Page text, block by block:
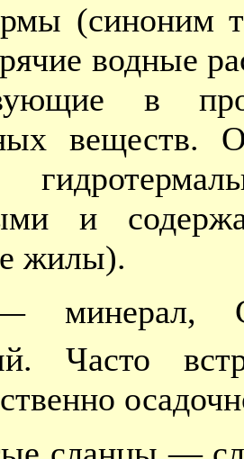
(синоним
водные
в
веществ.
и
жилы).
минерал,
Часто